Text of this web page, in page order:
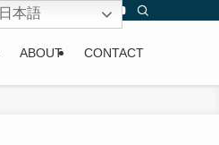
ABOUT CONTACT
日本語